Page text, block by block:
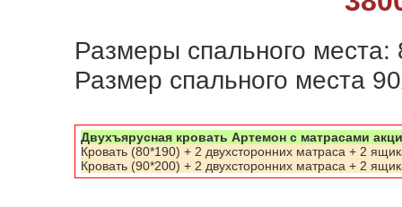
Размеры спального
Размер спального места
Двухъярусная кровать Артемон с матрасами
Кровать (80*190) + 2 двухсторонних матраса + 2
Кровать (90*200) + 2 двухсторонних матраса + 2